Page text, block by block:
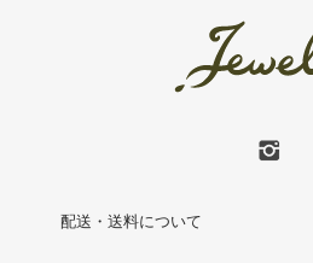
配送・送料について